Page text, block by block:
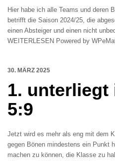
Hier habe ich alle Teams und deren
betrifft die Saison 2024/25, die
einen Absteiger und einen nicht
WEITERLESEN Powered by
30. MÄRZ 2025
1. unterliegt
5:9
Jetzt wird es mehr als eng mit dem
gegen Bönen mindestens ein Punkt
machen zu können, die Klasse zu